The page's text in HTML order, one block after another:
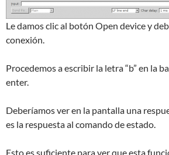
Le damos clic al botón Open device y
conexión.
Procedemos a escribir la letra “b” en la
enter.
Deberíamos ver en la pantalla una
es la respuesta al comando de estado.
Esto es suficiente para ver que esta